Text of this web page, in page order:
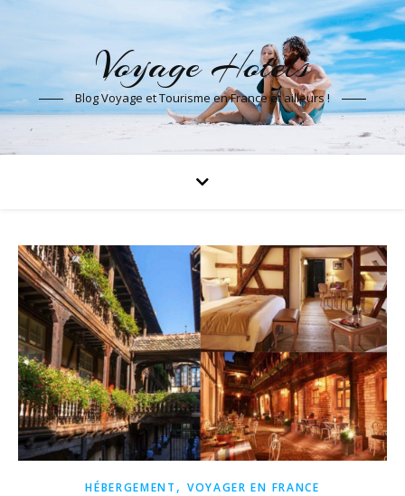
Voyage Hotels
Blog Voyage et Tourisme en France et ailleurs !
HÉBERGEMENT , VOYAGER EN FRANCE